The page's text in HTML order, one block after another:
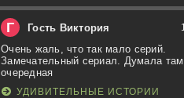
Г Гость Виктория
Очень жаль, что так мало серий.
Замечательный сериал. Думала там
очередная
УДИВИТЕЛЬНЫЕ ИСТОРИИ